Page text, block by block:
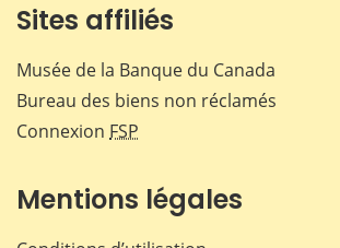
Sites affiliés
Musée de la Banque du Canada
Bureau des biens non réclamés
Connexion FSP
Mentions légales